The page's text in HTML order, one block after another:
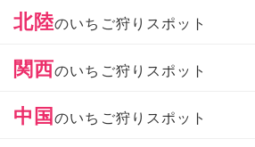
北陸のいちご狩りスポット
関西のいちご狩りスポット
中国のいちご狩りスポット